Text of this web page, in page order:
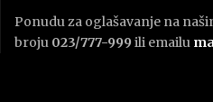
Ponudu za oglašavanje na
broju 023/777-999 ili emailu